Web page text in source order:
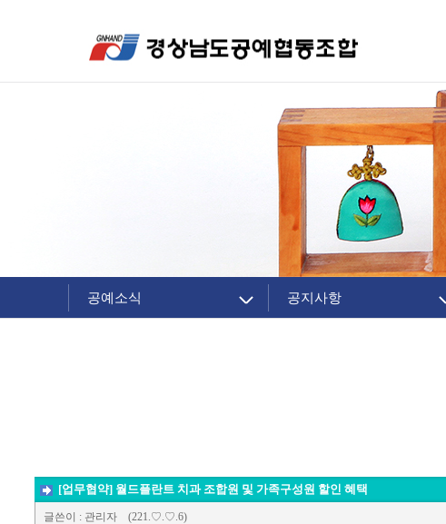
공예소식
추천사이트
공지사항
공모전
[업무협약] 월드플란트 치과 조합원 및 가족구성원 할인 혜택
글쓴이 : 관리자 (221.♡.♡.6)